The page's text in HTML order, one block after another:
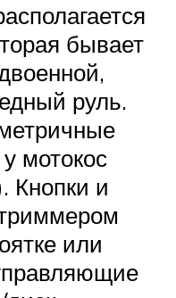
бывает
руль.
мотокос
Кнопки и
или